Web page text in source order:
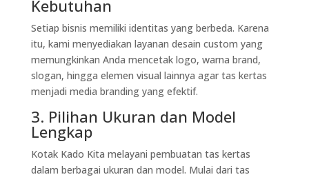
Kebutuhan
Setiap bisnis memiliki identitas yang berbeda. Karena
itu, kami menyediakan layanan desain custom yang
memungkinkan Anda mencetak logo, warna brand,
slogan, hingga elemen visual lainnya agar tas kertas
menjadi media branding yang efektif.
3. Pilihan Ukuran dan Model
Lengkap
Kotak Kado Kita melayani pembuatan tas kertas
dalam berbagai ukuran dan model. Mulai dari tas